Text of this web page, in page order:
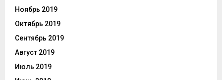
Ноябрь 2019
Октябрь 2019
Сентябрь 2019
Август 2019
Июль 2019